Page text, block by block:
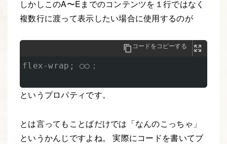
しかしこのA〜Eまでのコンテンツを１行ではなく
複数行に渡って表示したい場合に使用するのが
コードをコピーする
flex-wrap; ○○；
というプロパティです。
とは言ってもことばだけでは「なんのこっちゃ」
というかんじですよね。 実際にコードを書いてブ